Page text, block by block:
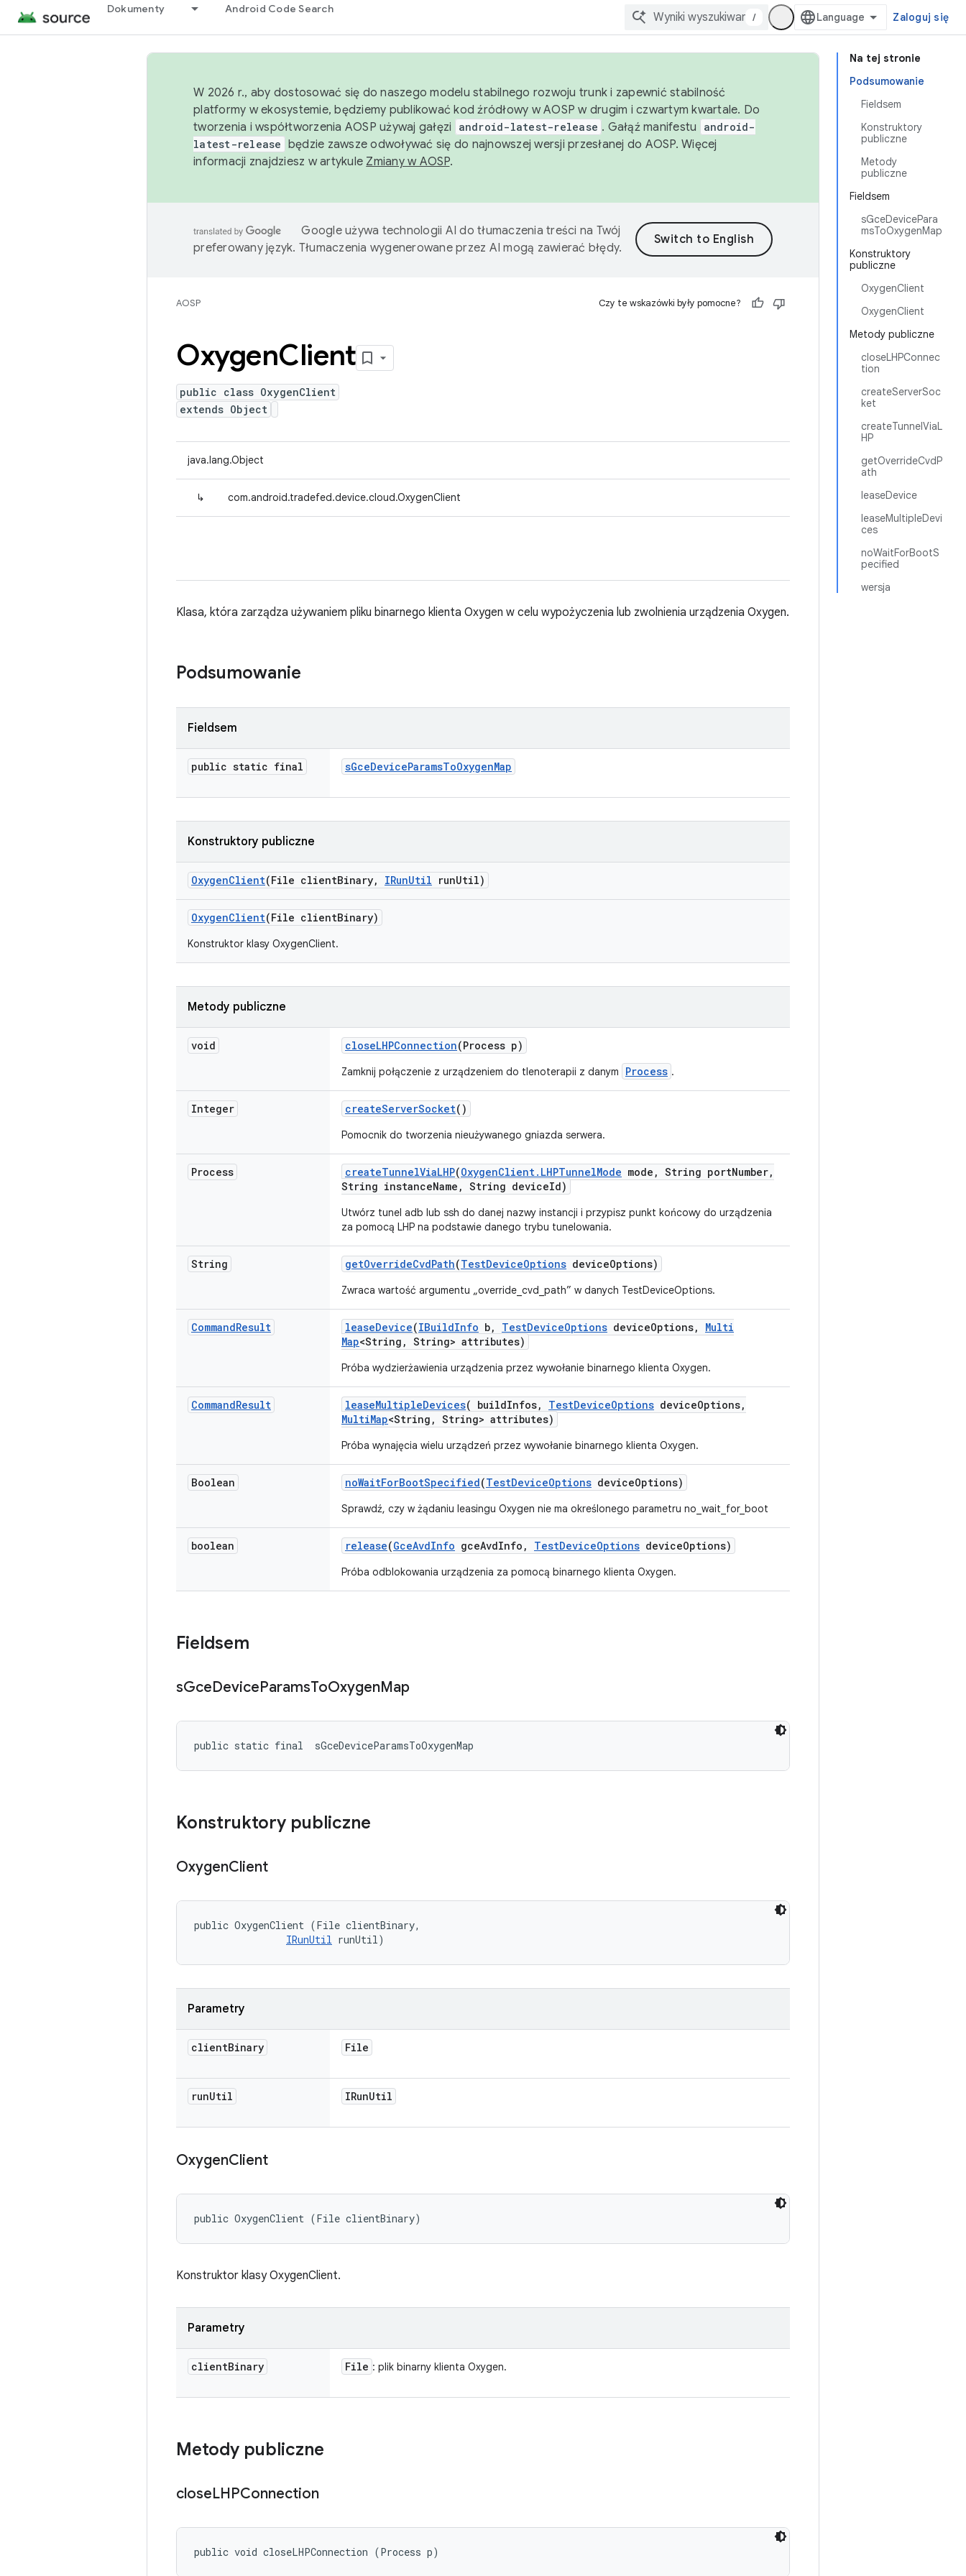
Dokumenty Android Code Search
/ Zaloguj się
Na tej stronie
Podsumowanie
Fieldsem
Konstruktory
publiczne
Metody
publiczne
Fieldsem
sGceDevicePara
msToOxygenMap
Konstruktory
publiczne
OxygenClient
OxygenClient
Metody publiczne
closeLHPConnec
tion
createServerSoc
ket
createTunnelViaL
HP
getOverrideCvdP
ath
leaseDevice
leaseMultipleDevi
ces
noWaitForBootS
pecified
wersja
W 2026 r., aby dostosować się do naszego modelu stabilnego rozwoju trunk i zapewnić stabilność
platformy w ekosystemie, będziemy publikować kod źródłowy w AOSP w drugim i czwartym kwartale. Do
tworzenia i współtworzenia AOSP używaj gałęzi
android-latest-release . Gałąź manifestu
android-
latest-release będzie zawsze odwoływać się do najnowszej wersji przesłanej do AOSP. Więcej
informacji znajdziesz w artykule Zmiany w AOSP.
Google używa technologii AI do tłumaczenia treści na Twój
preferowany język. Tłumaczenia wygenerowane przez AI mogą zawierać błędy.
AOSP Czy te wskazówki były pomocne?
OxygenClient
public class OxygenClient
extends Object
java.lang.Object
↳ com.android.tradefed.device.cloud.OxygenClient
Klasa, która zarządza używaniem pliku binarnego klienta Oxygen w celu wypożyczenia lub zwolnienia urządzenia Oxygen.
Podsumowanie
Fieldsem
public static final sGceDeviceParamsToOxygenMap
Konstruktory publiczne
OxygenClient(File clientBinary, IRunUtil runUtil)
OxygenClient(File clientBinary)
Konstruktor klasy OxygenClient.
Metody publiczne
void closeLHPConnection(Process p)
Zamknij połączenie z urządzeniem do tlenoterapii z danym Process .
Integer createServerSocket()
Pomocnik do tworzenia nieużywanego gniazda serwera.
Process createTunnelViaLHP(OxygenClient. LHPTunnelMode mode , String portNumber,
String instanceName , String deviceId)
Utwórz tunel adb lub ssh do danej nazwy instancji i przypisz punkt końcowy do urządzenia
za pomocą LHP na podstawie danego trybu tunelowania.
String getOverrideCvdPath(TestDeviceOptions deviceOptions)
Zwraca wartość argumentu „override_cvd_path” w danych TestDeviceOptions.
CommandResult leaseDevice(IBuildInfo b, TestDeviceOptions deviceOptions,
Multi
Map<String , String> attributes)
Próba wydzierżawienia urządzenia przez wywołanie binarnego klienta Oxygen.
CommandResult leaseMultipleDevices( buildInfos, TestDeviceOptions deviceOptions,
MultiMap<String , String> attributes)
Próba wynajęcia wielu urządzeń przez wywołanie binarnego klienta Oxygen.
Boolean noWaitForBootSpecified(TestDeviceOptions deviceOptions)
Sprawdź, czy w żądaniu leasingu Oxygen nie ma określonego parametru no_wait_for_boot
boolean release(GceAvdInfo gceAvdInfo , TestDeviceOptions deviceOptions)
Próba odblokowania urządzenia za pomocą binarnego klienta Oxygen.
Fieldsem
sGceDeviceParamsToOxygenMap
public static final sGceDeviceParamsToOxygenMap
Konstruktory publiczne
OxygenClient
public OxygenClient (File clientBinary,
IRunUtil runUtil)
Parametry
clientBinary File
runUtil IRunUtil
OxygenClient
public OxygenClient (File clientBinary)
Konstruktor klasy OxygenClient.
Parametry
clientBinary File : plik binarny klienta Oxygen.
Metody publiczne
closeLHPConnection
public void closeLHPConnection (Process p)